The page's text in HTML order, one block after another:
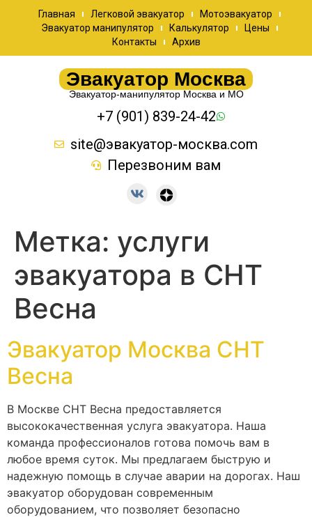
Главная Легковой эвакуатор
Мотоэвакуатор
Эвакуатор манипулятор
Калькулятор
Цены
Контакты
Архив
Эвакуатор Москва
Эвакуатор-манипулятор Москва и МО
+7 (901) 839-24-42
site@эвакуатор-москва.com
Перезвоним вам
Метка: услуги
эвакуатора в СНТ
Весна
Эвакуатор Москва СНТ
Весна
В Москве СНТ Весна предоставляется
высококачественная услуга эвакуатора. Наша
команда профессионалов готова помочь вам в
любое время суток. Мы предлагаем быструю и
надежную помощь в случае аварии на дорогах. Наш
эвакуатор оборудован современным
оборудованием, что позволяет безопасно